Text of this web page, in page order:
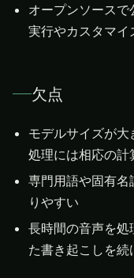
オープンソース
実行やカスタマイ
欠点
モデルサイズが
処理には相応の計
専門用語や固有
りやすい
長時間の音声を処
た書き起こしを